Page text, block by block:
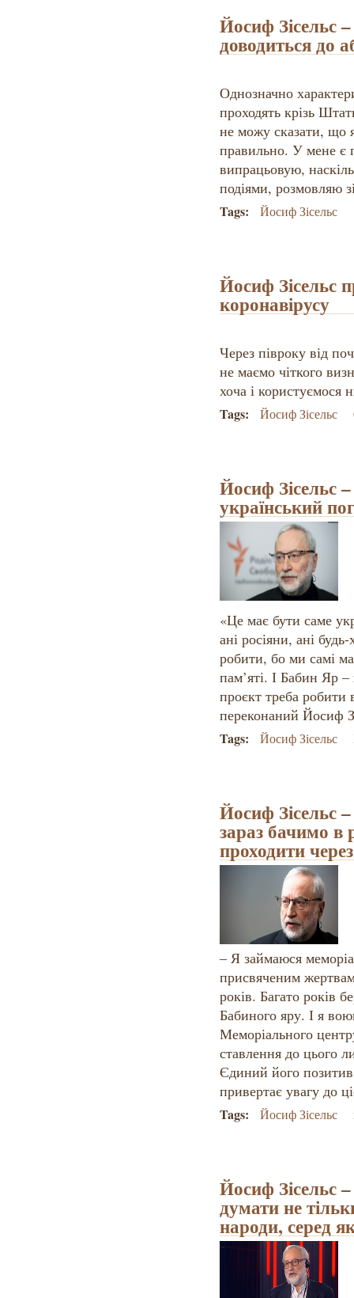
Йосиф Зісельс
доводиться до
Однозначно
проходять крізь
не можу сказати, що
правильно. У мене є
випрацьовую,
подіями, розмовляю
Tags: Йосиф Зісельс
Йосиф Зісельс
коронавірусу
Через півроку від
не маємо чіткого
хоча і користуємося
Tags: Йосиф Зісельс
Йосиф Зісельс
український
«Це має бути саме
ані росіяни, ані
робити, бо ми самі
пам’яті. І Бабин Яр
проєкт треба
переконаний Йосиф
Tags: Йосиф Зісельс
Йосиф Зісельс
зараз бачимо в
проходити
– Я займаюся
присвяченим
років. Багато років
Бабиного яру. І я
Меморіального
ставлення до цього
Єдиний його
привертає увагу до
Tags: Йосиф Зісельс
Йосиф Зісельс
думати не
народи, серед